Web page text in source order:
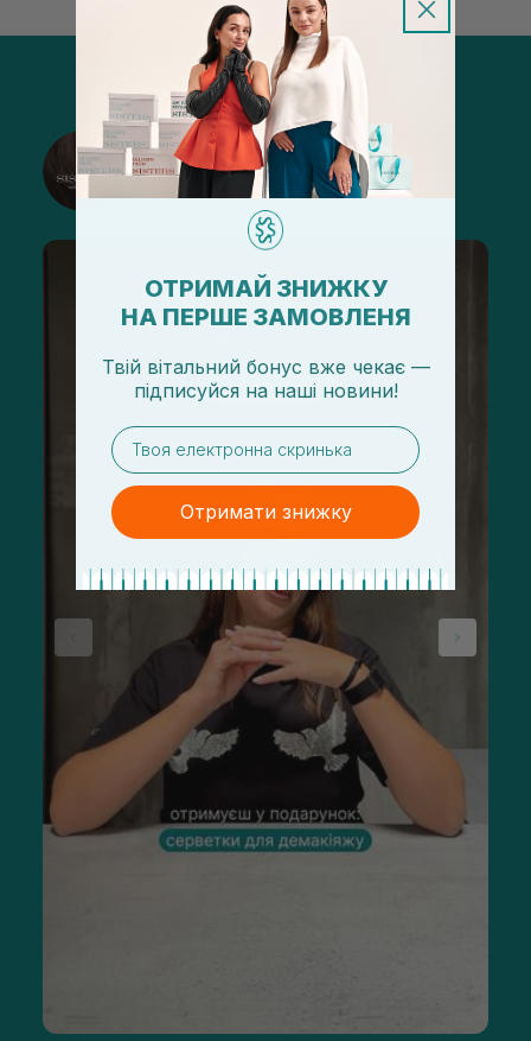
@sisters_stelmakh в Instagram
Підписатися
ОТРИМАЙ ЗНИЖКУ
НА ПЕРШЕ ЗАМОВЛЕНЯ
Твій вітальний бонус вже чекає —
підписуйся на наші новини!
email
Отримати знижку